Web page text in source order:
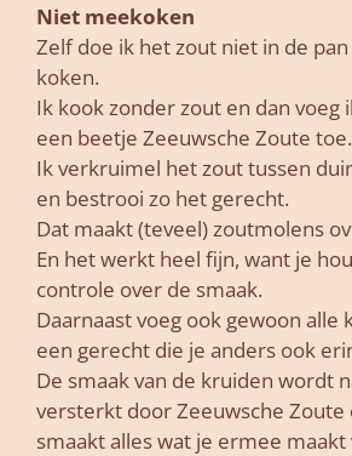
Niet meekoken
Zelf doe ik het zout niet in de
koken.
Ik kook zonder zout en dan voeg
een beetje Zeeuwsche Zoute toe.
Ik verkruimel het zout tussen
en bestrooi zo het gerecht.
Dat maakt (teveel) zoutmolens
En het werkt heel fijn, want je
controle over de smaak.
Daarnaast voeg ook gewoon alle
een gerecht die je anders ook
De smaak van de kruiden wordt
versterkt door Zeeuwsche Zoute
smaakt alles wat je ermee